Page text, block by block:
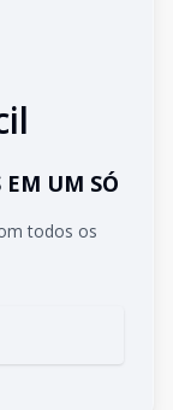
EM UM SÓ
todos os